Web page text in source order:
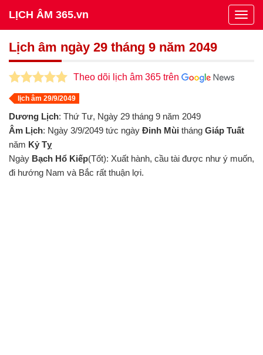
LỊCH ÂM 365.vn
Lịch âm ngày 29 tháng 9 năm 2049
Theo dõi lịch âm 365 trên
lịch âm 29/9/2049
Dương Lịch: Thứ Tư, Ngày 29 tháng 9 năm 2049
Âm Lịch: Ngày 3/9/2049 tức ngày Đinh Mùi tháng Giáp Tuất
năm Kỷ Tỵ
Ngày Bạch Hổ Kiếp(Tốt): Xuất hành, cầu tài được như ý muốn,
đi hướng Nam và Bắc rất thuận lợi.